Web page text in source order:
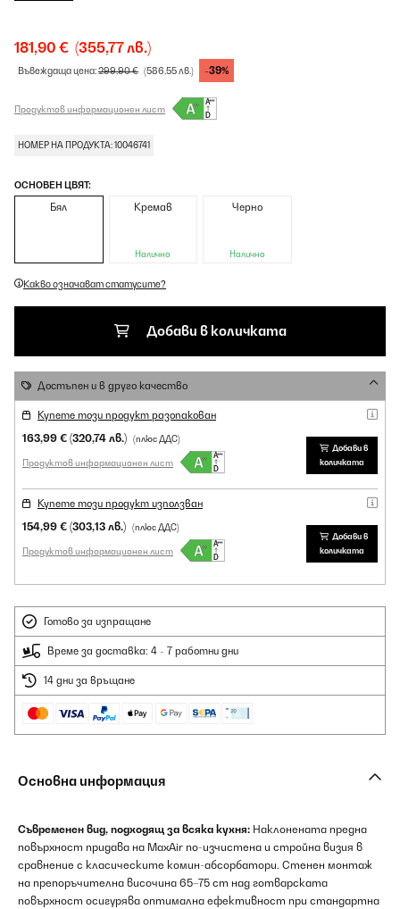
181,90 € (355,77 лв.)
Въвеждаща цена:299,90 € (586,55 лв.) -39%
Продуктов информационен лист
НОМЕР НА ПРОДУКТА: 10046741
ОСНОВЕН ЦВЯТ:
Бял Кремав
Налично
Черно
Налично
Какво означават статусите?
Добави в количката
Достъпен и в друго качество
Купете този продукт разопакован
163,99 € (320,74 лв.) (плюс ДДС)
Продуктов информационен лист
Добави в
количката
Купете този продукт използван
154,99 € (303,13 лв.) (плюс ДДС)
Продуктов информационен лист
Добави в
количката
Готово за изпращане
Време за доставка: 4 - 7 работни дни
14 дни за връщане
Основна информация
Съвременен вид, подходящ за всяка кухня: Наклонената предна
повърхност придава на MaxAir по-изчистена и стройна визия в
сравнение с класическите комин-абсорбатори. Стенен монтаж
на препоръчителна височина 65–75 cm над готварската
повърхност осигурява оптимална ефективност при стандартна